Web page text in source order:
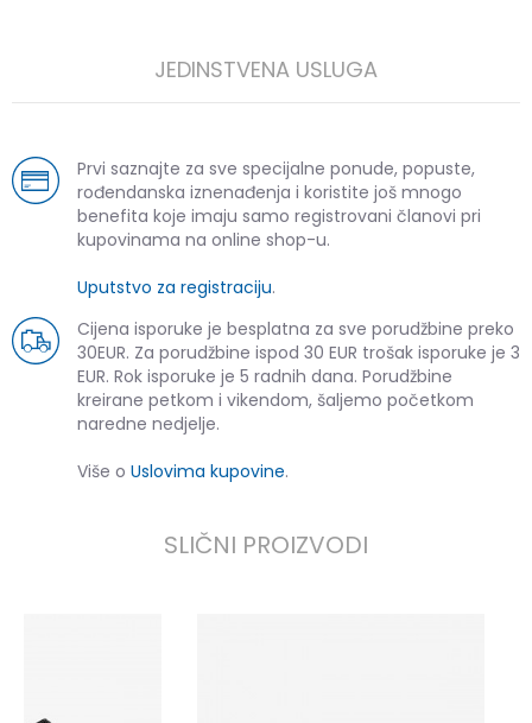
JEDINSTVENA USLUGA
Prvi saznajte za sve specijalne ponude, popuste,
rođendanska iznenađenja i koristite još mnogo
benefita koje imaju samo registrovani članovi pri
kupovinama na online shop-u.
Uputstvo za registraciju.
Cijena isporuke je besplatna za sve porudžbine preko
30EUR. Za porudžbine ispod 30 EUR trošak isporuke je 3
EUR. Rok isporuke je 5 radnih dana. Porudžbine
kreirane petkom i vikendom, šaljemo početkom
naredne nedjelje.
Više o Uslovima kupovine.
SLIČNI PROIZVODI